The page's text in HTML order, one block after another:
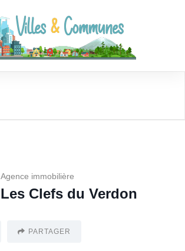
Agence immobilière
Les Clefs du Verdon
PARTAGER